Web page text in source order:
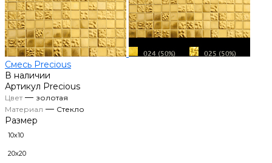
Смесь Precious
В наличии
Артикул Precious
Цвет— золотая
Материал — Стекло
Размер
10х10
20х20